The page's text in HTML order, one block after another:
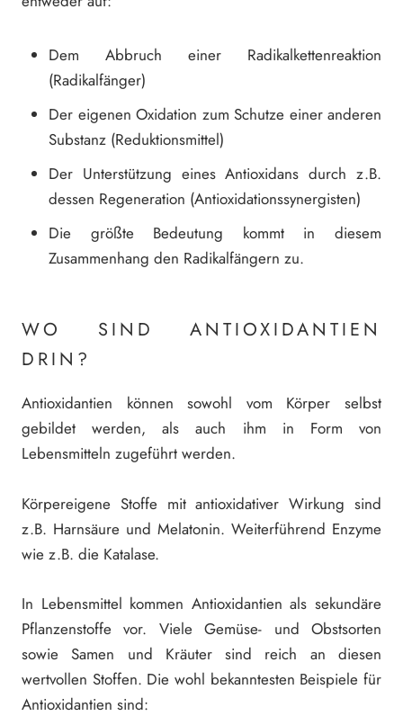
Dem Abbruch einer Radikalkettenreaktion
(Radikalfänger)
Der eigenen Oxidation zum Schutze einer anderen
Substanz (Reduktionsmittel)
Der Unterstützung eines Antioxidans durch z.B.
dessen Regeneration (Antioxidationssynergisten)
Die größte Bedeutung kommt in diesem
Zusammenhang den Radikalfängern zu.
WO SIND ANTIOXIDANTIEN
DRIN?
Antioxidantien können sowohl vom Körper selbst
gebildet werden, als auch ihm in Form von
Lebensmitteln zugeführt werden.
Körpereigene Stoffe mit antioxidativer Wirkung sind
z.B. Harnsäure und Melatonin. Weiterführend Enzyme
wie z.B. die Katalase.
In Lebensmittel kommen Antioxidantien als sekundäre
Pflanzenstoffe vor. Viele Gemüse- und Obstsorten
sowie Samen und Kräuter sind reich an diesen
wertvollen Stoffen. Die wohl bekanntesten Beispiele für
Antioxidantien sind: